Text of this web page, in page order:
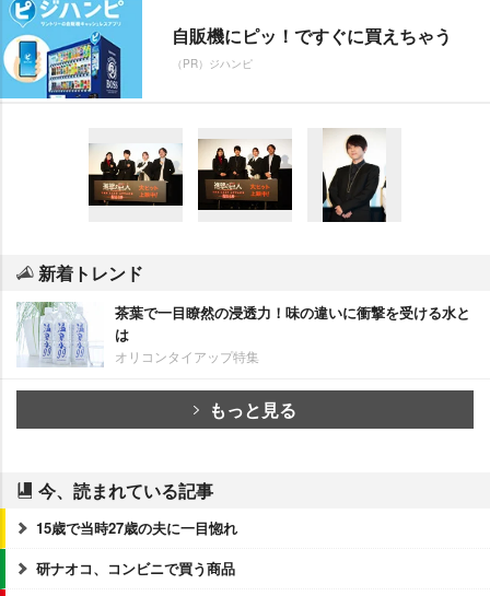
自販機にピッ！ですぐに買えちゃう
（PR）ジハンピ
新着トレンド
茶葉で一目瞭然の浸透力！味の違いに衝撃を受ける水と
は
オリコンタイアップ特集
もっと見る
今、読まれている記事
15歳で当時27歳の夫に一目惚れ
研ナオコ、コンビニで買う商品